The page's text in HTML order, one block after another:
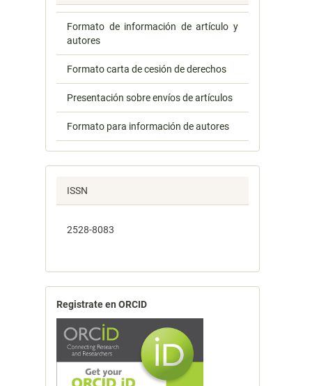
Formato de información de artículo y
autores
Formato carta de cesión de derechos
Presentación sobre envíos de artículos
Formato para información de autores
ISSN
2528-8083
Registrate en ORCID